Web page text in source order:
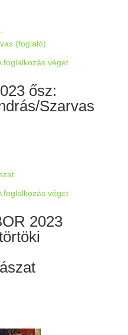
foglalkozás véget
ősz:
Szarvas
foglalkozás véget
2023